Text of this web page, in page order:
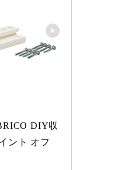
DIY収
ント オフ